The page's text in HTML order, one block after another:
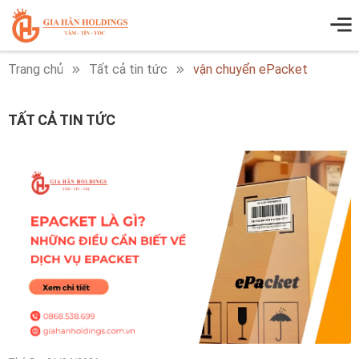
Trang chủ Tất cả tin tức vận chuyển ePacket
TẤT CẢ TIN TỨC